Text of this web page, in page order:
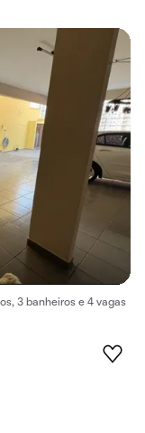
3 banheiros e 4 vagas